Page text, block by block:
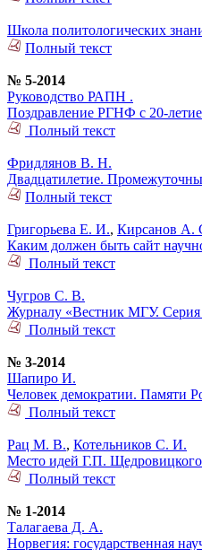
Школа политологических
Полный текст
№ 5-2014
Руководство РАПН .
Поздравление РГНФ с 20-
Полный текст
Фридлянов В. Н.
Двадцатилетие.
Полный текст
Григорьева Е. И., Кирсанов А.
Каким должен быть сайт
Полный текст
Чугров С. В.
Журналу «Вестник МГУ. Серия
Полный текст
№ 3-2014
Шапиро И.
Человек демократии. Памяти
Полный текст
Рац М. В., Котельников С. И.
Место идей Г.П.
Полный текст
№ 1-2014
Талагаева Д. А.
Норвегия: государственная